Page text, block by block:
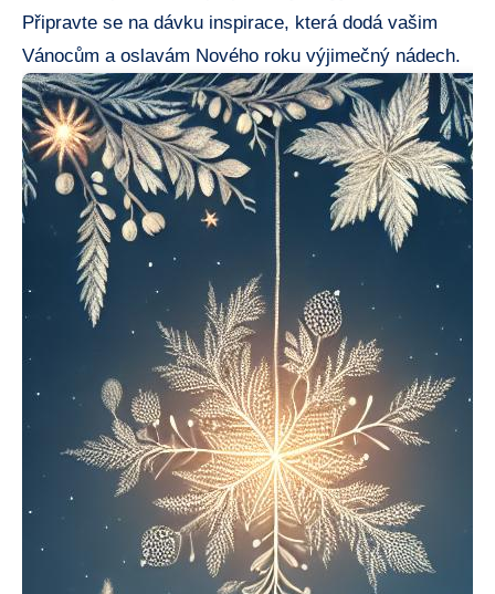
Připravte se na dávku inspirace, která dodá vašim
Vánocům a oslavám Nového roku výjimečný nádech.